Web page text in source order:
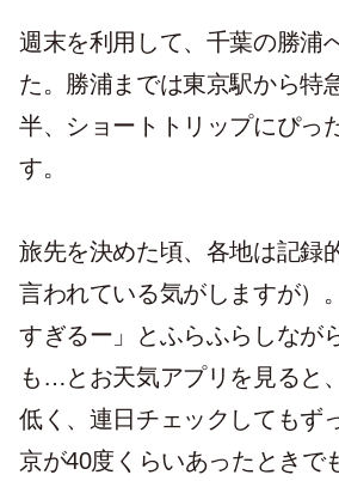
週末を利用して、千葉の勝浦
た。勝浦までは東京駅から特
半、ショートトリップにぴっ
す。
旅先を決めた頃、各地は記録
言われている気がしますが）
すぎるー」とふらふらしなが
も…とお天気アプリを見ると
低く、連日チェックしてもず
京が40度くらいあったときで